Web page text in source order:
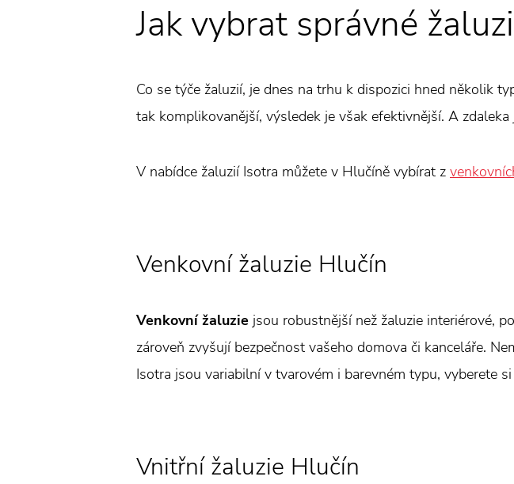
Jak vybrat správné
Co se týče žaluzií, je dnes na trhu k dispozici hned několik
tak komplikovanější, výsledek je však efektivnější. A
V nabídce žaluzií Isotra můžete v Hlučíně vybírat z
Venkovní žaluzie Hlučín
Venkovní žaluzie jsou robustnější než žaluzie interiérové,
zároveň zvyšují bezpečnost vašeho domova či kanceláře.
Isotra jsou variabilní v tvarovém i barevném typu, vyberete
Vnitřní žaluzie Hlučín